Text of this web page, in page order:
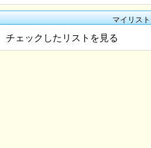
マイリスト
チェックしたリストを見る